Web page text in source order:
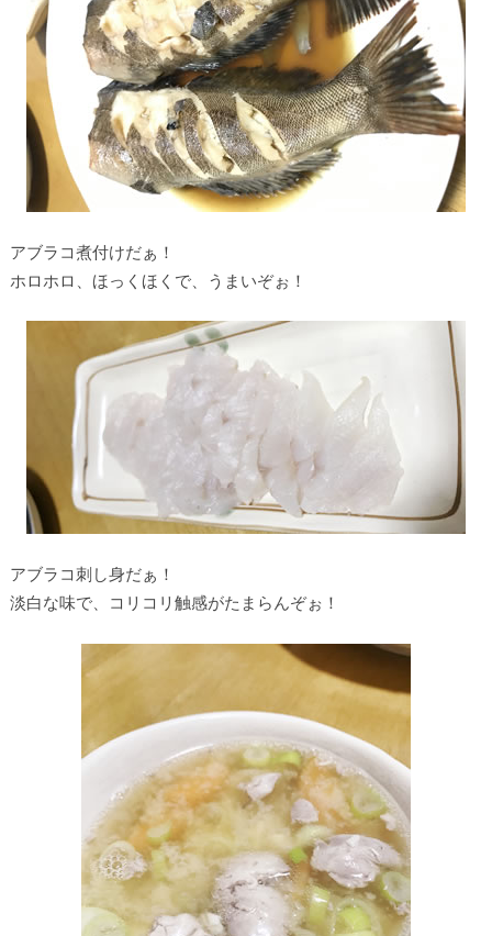
アブラコ煮付けだぁ！
ホロホロ、ほっくほくで、うまいぞぉ！
アブラコ刺し身だぁ！
淡白な味で、コリコリ触感がたまらんぞぉ！